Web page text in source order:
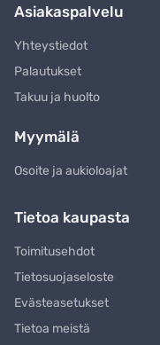
Asiakaspalvelu
Yhteystiedot
Palautukset
Takuu ja huolto
Myymälä
Osoite ja aukioloajat
Tietoa kaupasta
Toimitusehdot
Tietosuojaseloste
Evästeasetukset
Tietoa meistä